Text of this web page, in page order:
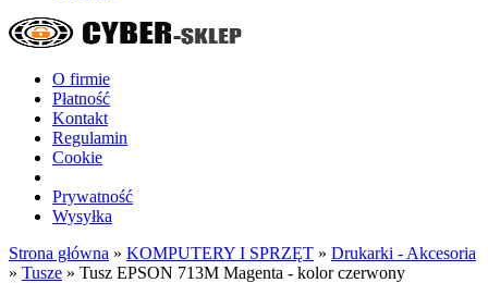
O firmie
Płatność
Kontakt
Regulamin
Cookie
Prywatność
Wysyłka
Strona główna » KOMPUTERY I SPRZĘT » Drukarki - Akcesoria
» Tusze » Tusz EPSON 713M Magenta - kolor czerwony